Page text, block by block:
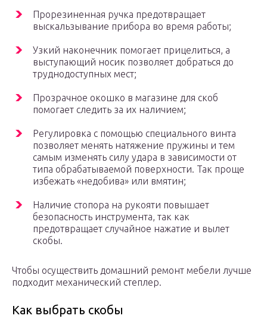
Прорезиненная ручка предотвращает
выскальзывание прибора во время работы;
Узкий наконечник помогает прицелиться, а
выступающий носик позволяет добраться до
труднодоступных мест;
Прозрачное окошко в магазине для скоб
помогает следить за их наличием;
Регулировка с помощью специального винта
позволяет менять натяжение пружины и тем
самым изменять силу удара в зависимости от
типа обрабатываемой поверхности. Так проще
избежать «недобива» или вмятин;
Наличие стопора на рукояти повышает
безопасность инструмента, так как
предотвращает случайное нажатие и вылет
скобы.
Чтобы осуществить домашний ремонт мебели лучше
подходит механический степлер.
Как выбрать скобы